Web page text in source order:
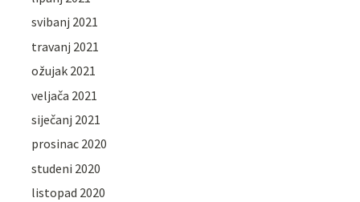
svibanj 2021
travanj 2021
ožujak 2021
veljača 2021
siječanj 2021
prosinac 2020
studeni 2020
listopad 2020